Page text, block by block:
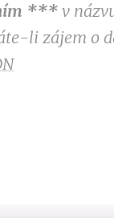
***v
li zájem o